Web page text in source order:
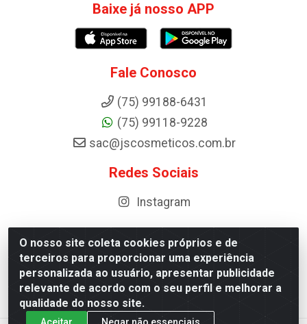
O nosso site coleta cookies próprios e de
terceiros para proporcionar uma experiência
personalizada ao usuário, apresentar publicidade
relevante de acordo com o seu perfil e melhorar a
qualidade do nosso site.
Aceitar Negar não essenciais
Baixe já nosso APP
Fale Conosco
(75) 99188-6431
(75) 99118-9228
sac@jscosmeticos.com.br
Redes Sociais
Instagram
Distribuidora de Cosméticos Antoneto LTDA - BA-052,
km 87 - Industrial, Ipirá - BA, 44600-000 - CNPJ
10.984.107/0001-75